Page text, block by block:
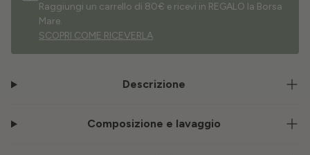
Raggiungi un carrello di 80€ e ricevi in REGALO la Borsa
Mare.
SCOPRI COME RICEVERLA
Descrizione
Composizione e lavaggio